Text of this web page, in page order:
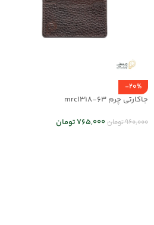
-20%
جاکارتی چرم mrc1318-63
960,000تومان765,000تومان